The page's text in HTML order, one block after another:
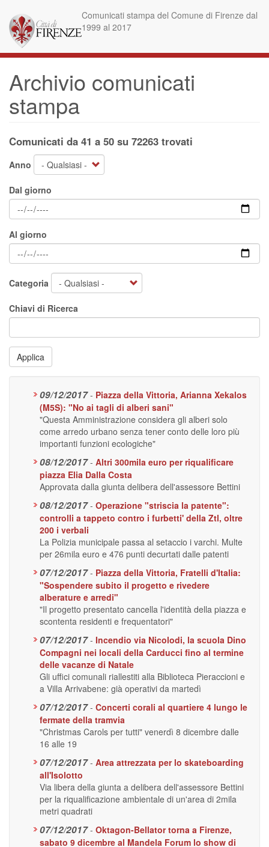
contenuto
principale
Comunicati stampa del Comune di Firenze dal
1999 al 2017
Archivio comunicati
stampa
Comunicati da 41 a 50 su 72263 trovati
Anno
Dal giorno
Al giorno
Categoria
Chiavi di Ricerca
Applica
09/12/2017 - Piazza della Vittoria, Arianna Xekalos
(M5S): "No ai tagli di alberi sani"
"Questa Amministrazione considera gli alberi solo
come arredo urbano senza tener conto delle loro più
importanti funzioni ecologiche"
08/12/2017 - Altri 300mila euro per riqualificare
piazza Elia Dalla Costa
Approvata dalla giunta delibera dell'assessore Bettini
08/12/2017 - Operazione "striscia la patente":
controlli a tappeto contro i furbetti' della Ztl, oltre
200 i verbali
La Polizia municipale passa al setaccio i varchi. Multe
per 26mila euro e 476 punti decurtati dalle patenti
07/12/2017 - Piazza della Vittoria, Fratelli d'Italia:
"Sospendere subito il progetto e rivedere
alberature e arredi"
"Il progetto presentato cancella l'identità della piazza e
scontenta residenti e frequentatori"
07/12/2017 - Incendio via Nicolodi, la scuola Dino
Compagni nei locali della Carducci fino al termine
delle vacanze di Natale
Gli uffici comunali riallestiti alla Biblioteca Pieraccioni e
a Villa Arrivabene: già operativi da martedì
07/12/2017 - Concerti corali al quartiere 4 lungo le
fermate della tramvia
"Christmas Carols per tutti" venerdì 8 dicembre dalle
16 alle 19
07/12/2017 - Area attrezzata per lo skateboarding
all'Isolotto
Via libera della giunta a delibera dell'assessore Bettini
per la riqualificazione ambientale di un'area di 2mila
metri quadrati
07/12/2017 - Oktagon-Bellator torna a Firenze,
sabato 9 dicembre al Mandela Forum lo show di